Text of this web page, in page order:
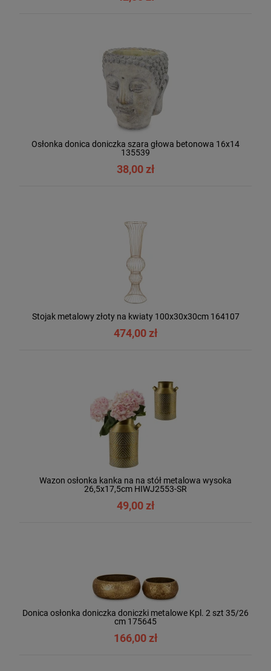
Osłonka donica doniczka szara głowa betonowa 16x14
135539
38,00 zł
Stojak metalowy złoty na kwiaty 100x30x30cm 164107
474,00 zł
Wazon osłonka kanka na na stół metalowa wysoka
26,5x17,5cm HIWJ2553-SR
49,00 zł
Donica osłonka doniczka doniczki metalowe Kpl. 2 szt 35/26
cm 175645
166,00 zł